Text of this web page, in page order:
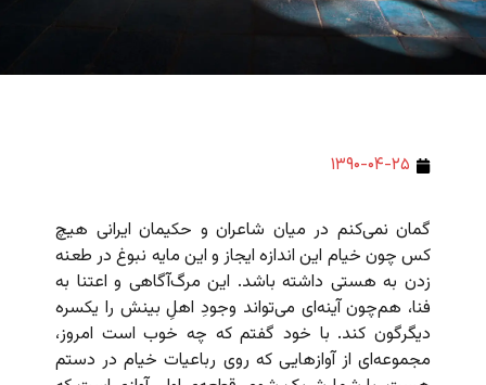
۱۳۹۰-۰۴-۲۵
گمان نمی‌کنم در میان شاعران و حکیمان ایرانی هیچ
کس چون خیام این اندازه ایجاز و این مایه نبوغ در طعنه
زدن به هستی داشته باشد. این مرگ‌آگاهی و اعتنا به
فنا، هم‌چون آینه‌ای می‌تواند وجودِ اهلِ بینش را یکسره
دیگرگون کند. با خود گفتم که چه خوب است امروز،
مجموعه‌ای از آوازهایی که روی رباعیات خیام در دستم